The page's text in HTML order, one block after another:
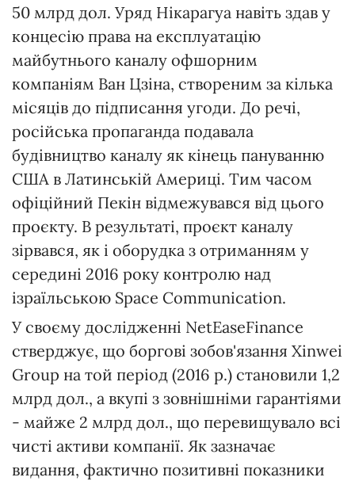
50 млрд дол. Уряд Нікарагуа навіть здав у
концесію права на експлуатацію
майбутнього каналу офшорним
компаніям Ван Цзіна, створеним за кілька
місяців до підписання угоди. До речі,
російська пропаганда подавала
будівництво каналу як кінець пануванню
США в Латинській Америці. Тим часом
офіційний Пекін відмежувався від цього
проєкту. В результаті, проєкт каналу
зірвався, як і оборудка з отриманням у
середині 2016 року контролю над
ізраїльською Space Communication.
У своєму дослідженні NetEaseFinance
стверджує, що боргові зобов'язання Xinwei
Group на той період (2016 р.) становили 1,2
млрд дол., а вкупі з зовнішніми гарантіями
- майже 2 млрд дол., що перевищувало всі
чисті активи компанії. Як зазначає
видання, фактично позитивні показники